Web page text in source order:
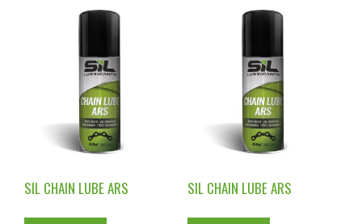
SIL CHAIN LUBE ARS SIL CHAIN LUBE ARS